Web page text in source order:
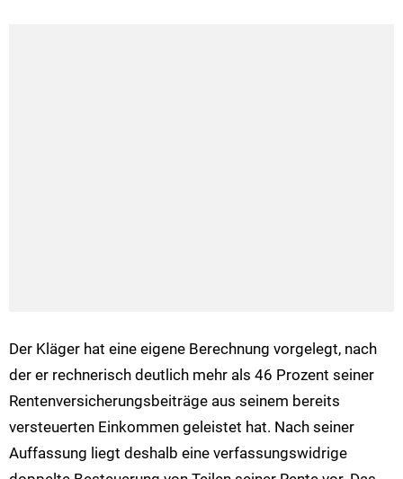
Der Kläger hat eine eigene Berechnung vorgelegt, nach
der er rechnerisch deutlich mehr als 46 Prozent seiner
Rentenversicherungsbeiträge aus seinem bereits
versteuerten Einkommen geleistet hat. Nach seiner
Auffassung liegt deshalb eine verfassungswidrige